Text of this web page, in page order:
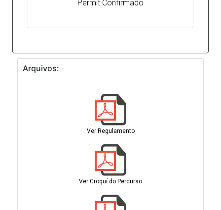
Permit Confirmado
Arquivos:
Ver Regulamento
Ver Croquí do Percurso